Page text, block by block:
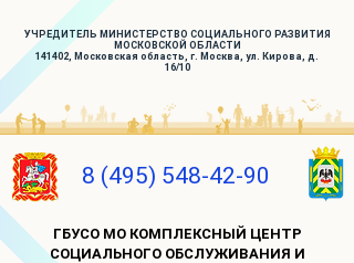
УЧРЕДИТЕЛЬ МИНИСТЕРСТВО СОЦИАЛЬНОГО РАЗВИТИЯ
МОСКОВСКОЙ ОБЛАСТИ
141402, Московская область, г. Москва, ул. Кирова, д.
16/10
8 (495) 548-42-90
ГБУСО МО КОМПЛЕКСНЫЙ ЦЕНТР
СОЦИАЛЬНОГО ОБСЛУЖИВАНИЯ И